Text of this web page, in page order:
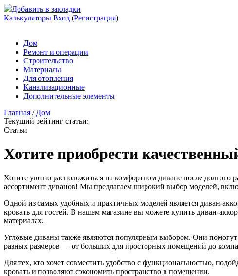
Добавить в закладки
Калькуляторы Вход (Регистрация)
Дом
Ремонт и операции
Строительство
Материалы
Для отопления
Канализационные
Дополнительные элементы
Главная / Дом
Текущий рейтинг статьи:
Статьи
Хотите приобрести
Хотите уютно расположиться на комфортном диване после
ассортимент диванов! Мы предлагаем широкий выбор моделей,
Одной из самых удобных и практичных моделей является диван-
кровать для гостей. В нашем магазине вы можете купить диван-
материалах.
Угловые диваны также являются популярным выбором. Они помогут
разных размеров — от больших для просторных помещений до
Для тех, кто хочет совместить удобство с функциональностью,
кровать и позволяют сэкономить пространство в помещении.